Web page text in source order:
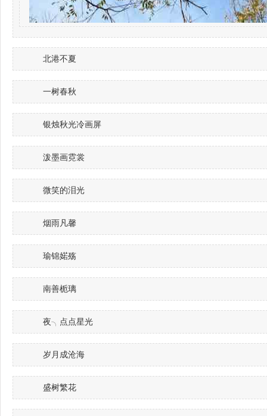
北港不夏
一树春秋
银烛秋光冷画屏
泼墨画霓裳
微笑的泪光
烟雨凡馨
瑜锦婼殇
南善栀璃
夜╮点点星光
岁月成沧海
盛树繁花